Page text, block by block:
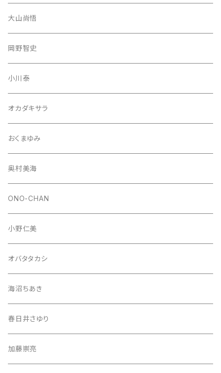
大山尚悟
岡野智史
小川泰
オカダキサラ
おくまゆみ
奥村美海
ONO-CHAN
小野仁美
オバタタカシ
海沼ちあき
春日井さゆり
加藤崇亮